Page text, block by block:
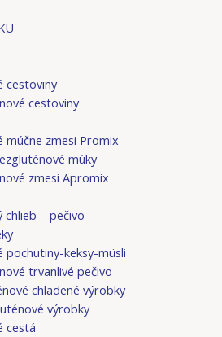
cestoviny
cestoviny
múčne zmesi Promix
múky
zmesi Apromix
chlieb – pečivo
pochutiny-keksy-müsli
trvanlivé pečivo
chladené výrobky
výrobky
cestá